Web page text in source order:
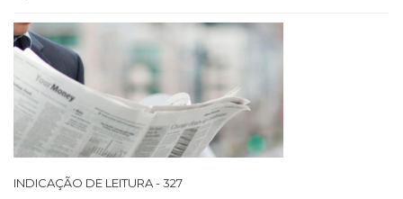
INDICAÇÃO DE LEITURA - 327